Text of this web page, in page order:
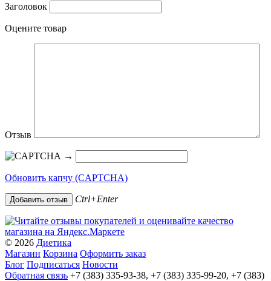
Заголовок
Оцените товар
Отзыв
→
Обновить капчу (CAPTCHA)
Ctrl+Enter
© 2026 Диетика
Магазин Корзина Оформить заказ
Блог Подписаться Новости
Обратная связь +7 (383) 335-93-38, +7 (383) 335-99-20, +7 (383)